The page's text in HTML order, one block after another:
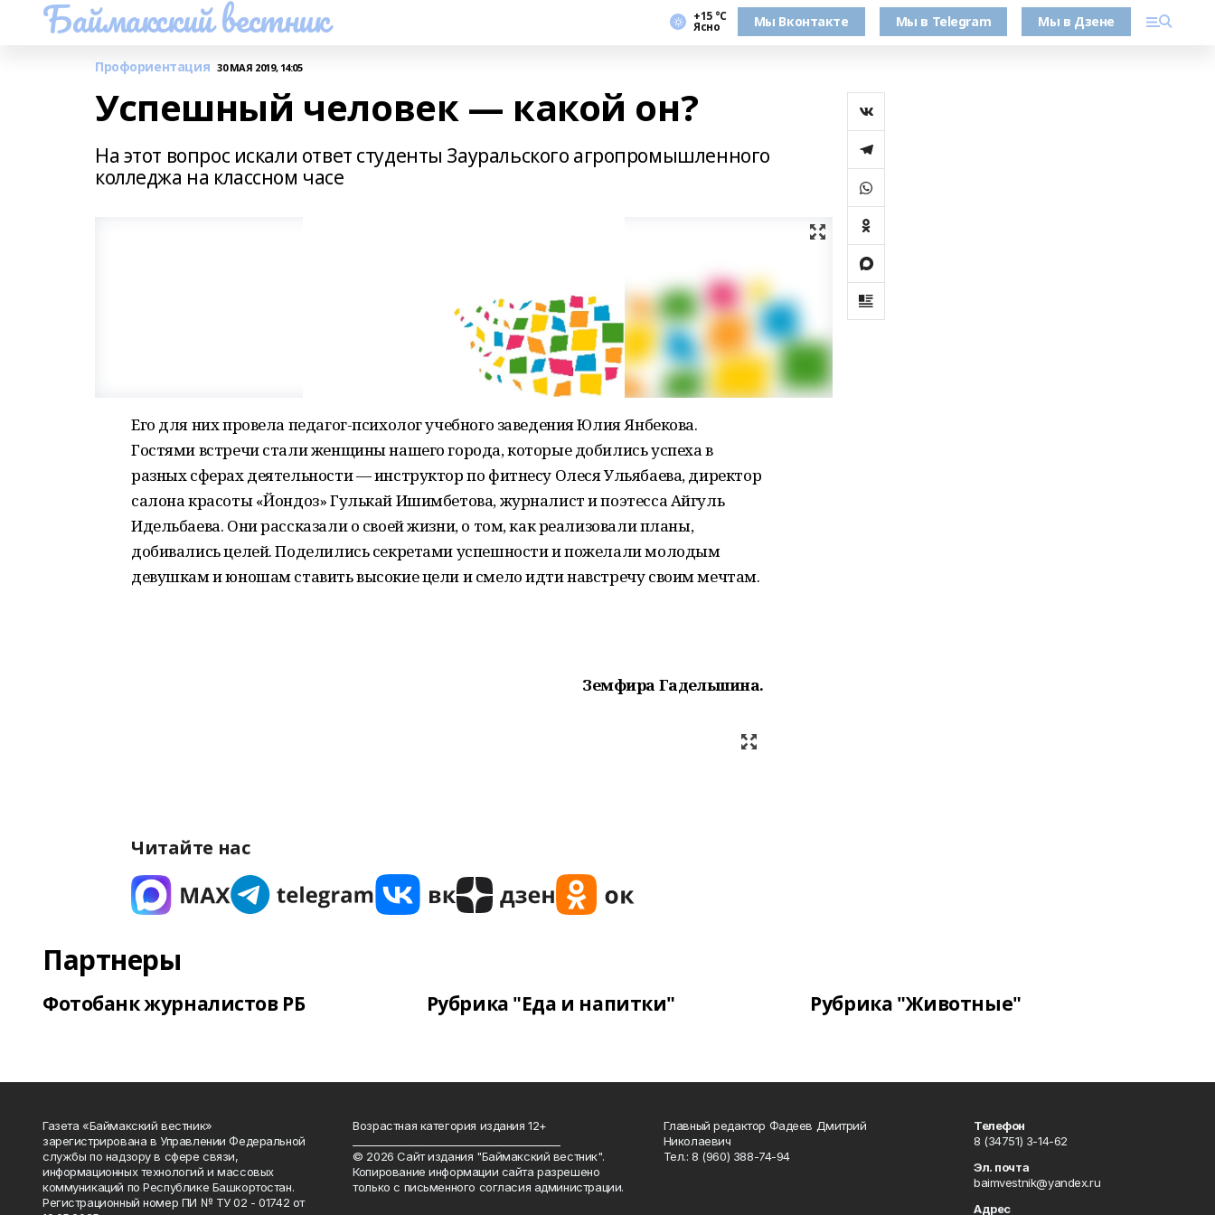
Баймакский вестник +15 °С
Ясно Мы Вконтакте Мы в Telegram Мы в Дзене
Профориентация 30 МАЯ 2019, 14:05
Успешный человек — какой он?
На этот вопрос искали ответ студенты Зауральского агропромышленного
колледжа на классном часе
Его для них провела педагог-психолог учебного заведения Юлия Янбекова.
Гостями встречи стали женщины нашего города, которые добились успеха в
разных сферах деятельности — инструктор по фитнесу Олеся Ульябаева, директор
салона красоты «Йондоз» Гулькай Ишимбетова, журналист и поэтесса Айгуль
Идельбаева. Они рассказали о своей жизни, о том, как реализовали планы,
добивались целей. Поделились секретами успешности и пожелали молодым
девушкам и юношам ставить высокие цели и смело идти навстречу своим мечтам.
Земфира Гадельшина.
Читайте нас
Партнеры
Фотобанк журналистов РБ Рубрика "Еда и напитки" Рубрика "Животные"
Газета «Баймакский вестник»
зарегистрирована в Управлении Федеральной
службы по надзору в сфере связи,
информационных технологий и массовых
коммуникаций по Республике Башкортостан.
Регистрационный номер ПИ № ТУ 02 - 01742 от
Возрастная категория издания 12+
© 2026 Сайт издания "Баймакский вестник".
Копирование информации сайта разрешено
только с письменного согласия администрации.
Главный редактор Фадеев Дмитрий
Николаевич
Тел.: 8 (960) 388-74-94
Телефон
8 (34751) 3-14-62
Эл. почта
baimvestnik@yandex.ru
Адрес